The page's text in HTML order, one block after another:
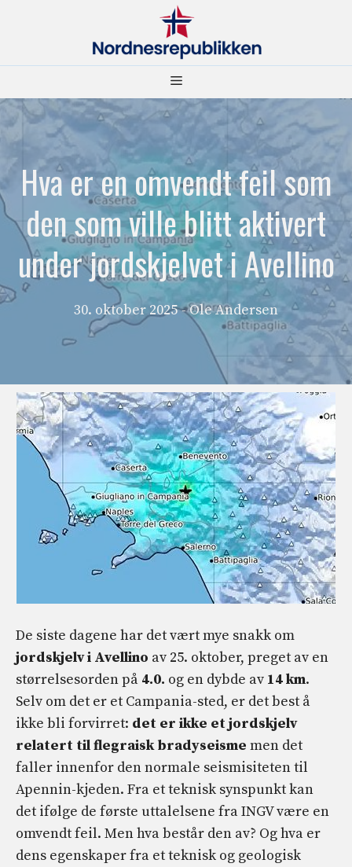
Meny
Hva er en omvendt feil som
den som ville blitt aktivert
under jordskjelvet i Avellino
30. oktober 2025 - Ole Andersen
De siste dagene har det vært mye snakk om
jordskjelv i Avellino av 25. oktober, preget av en
størrelsesorden på 4.0. og en dybde av 14 km.
Selv om det er et Campania-sted, er det best å
ikke bli forvirret: det er ikke et jordskjelv
relatert til flegraisk bradyseisme men det
faller innenfor den normale seismisiteten til
Apennin-kjeden. Fra et teknisk synspunkt kan
det ifølge de første uttalelsene fra INGV være en
omvendt feil. Men hva består den av? Og hva er
dens egenskaper fra et teknisk og geologisk